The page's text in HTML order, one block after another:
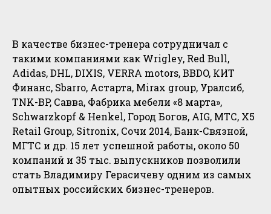
В качестве бизнес-тренера сотрудничал с
такими компаниями как Wrigley, Red Bull,
Adidas, DHL, DIXIS, VERRA motors, BBDO, КИТ
Финанс, Sbarro, Астарта, Mirax group, Уралсиб,
TNK-BP, Савва, Фабрика мебели «8 марта»,
Schwarzkopf & Henkel, Город Богов, AIG, МТС, X5
Retail Group, Sitronix, Сочи 2014, Банк-Связной,
МГТС и др. 15 лет успешной работы, около 50
компаний и 35 тыс. выпускников позволили
стать Владимиру Герасичеву одним из самых
опытных российских бизнес-тренеров.